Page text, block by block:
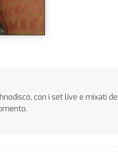
con i set live e mixati